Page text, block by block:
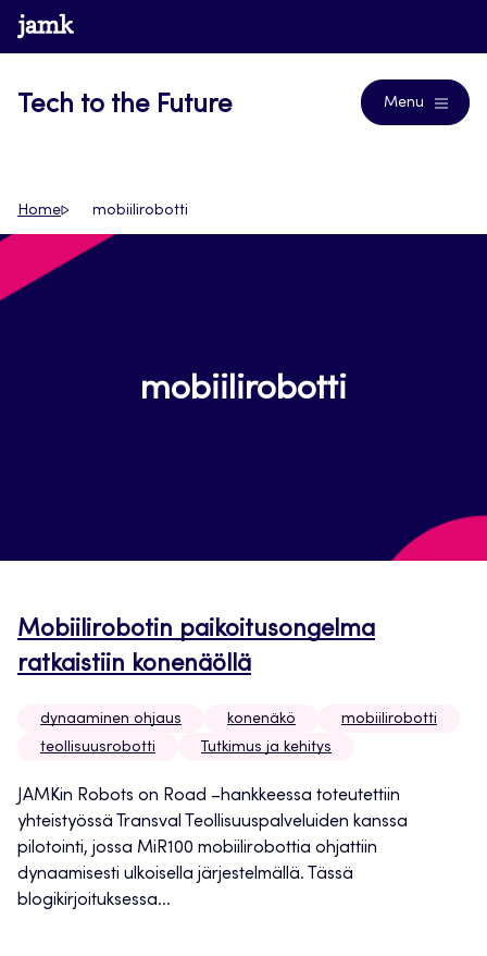
Siirry
suoraan
www.jamk.fi
Tech to the Future Menu
Home mobiilirobotti
mobiilirobotti
Mobiilirobotin paikoitusongelma
ratkaistiin konenäöllä
dynaaminen ohjaus konenäkö
mobiilirobotti
teollisuusrobotti
Tutkimus ja kehitys
JAMKin Robots on Road –hankkeessa toteutettiin
yhteistyössä Transval Teollisuuspalveluiden kanssa
pilotointi, jossa MiR100 mobiilirobottia ohjattiin
dynaamisesti ulkoisella järjestelmällä. Tässä
blogikirjoituksessa...